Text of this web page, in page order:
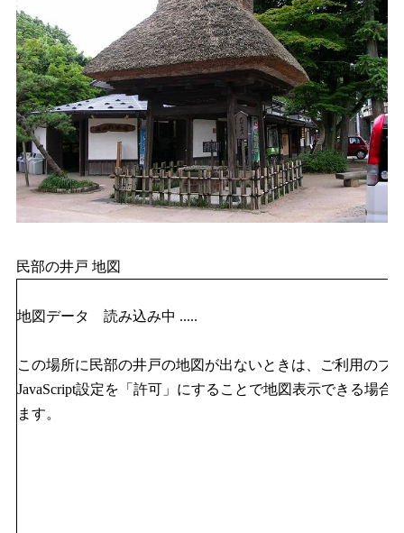
民部の井戸 地図
地図データ 読み込み中 .....
この場所に民部の井戸の地図が出ないときは、ご利用のブ
JavaScript設定を「許可」にすることで地図表示できる場合
ます。